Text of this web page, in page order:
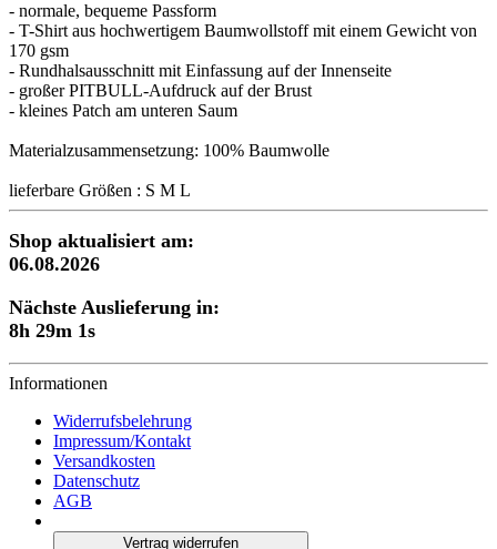
- normale, bequeme Passform
- T-Shirt aus hochwertigem Baumwollstoff mit einem Gewicht von
170 gsm
- Rundhalsausschnitt mit Einfassung auf der Innenseite
- großer PITBULL-Aufdruck auf der Brust
- kleines Patch am unteren Saum
Materialzusammensetzung: 100% Baumwolle
lieferbare Größen : S M L
Shop aktualisiert am:
06.08.2026
Nächste Auslieferung in:
8h 29m 0s
Informationen
Widerrufsbelehrung
Impressum/Kontakt
Versandkosten
Datenschutz
AGB
Vertrag widerrufen